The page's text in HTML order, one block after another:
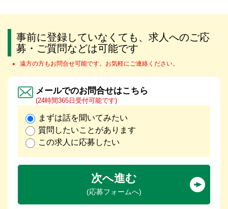
事前に登録していなくても、求人へのご応
募・ご質問などは可能です
遠方の方もお問合せ可能です。お気軽にご連絡ください。
メールでのお問合せはこちら
(24時間365日受付可能です)
まずは話を聞いてみたい
質問したいことがあります
この求人に応募したい
次へ進む
(応募フォームへ)